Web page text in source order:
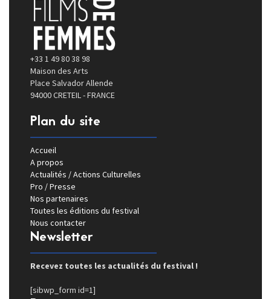
+33 1 49 80 38 98
Maison des Arts
Place Salvador Allende
94000 CRETEIL - FRANCE
Plan du site
Accueil
A propos
Actualités / Actions Culturelles
Pro / Presse
Nos partenaires
Toutes les éditions du festival
Nous contacter
Newsletter
Recevez toutes les actualités du festival !
[sibwp_form id=1]